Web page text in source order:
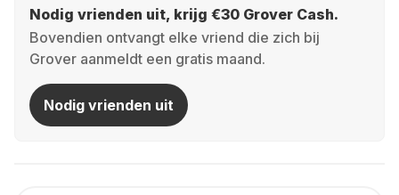
Nodig vrienden uit, krijg €30 Grover Cash.
Bovendien ontvangt elke vriend die zich bij
Grover aanmeldt een gratis maand.
Nodig vrienden uit